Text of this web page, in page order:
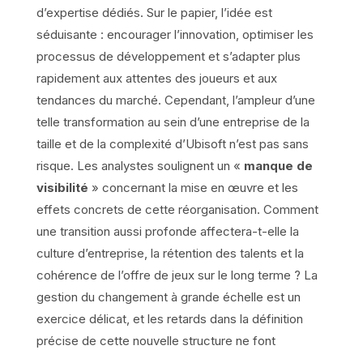
d’expertise dédiés. Sur le papier, l’idée est
séduisante : encourager l’innovation, optimiser les
processus de développement et s’adapter plus
rapidement aux attentes des joueurs et aux
tendances du marché. Cependant, l’ampleur d’une
telle transformation au sein d’une entreprise de la
taille et de la complexité d’Ubisoft n’est pas sans
risque. Les analystes soulignent un « manque de
visibilité » concernant la mise en œuvre et les
effets concrets de cette réorganisation. Comment
une transition aussi profonde affectera-t-elle la
culture d’entreprise, la rétention des talents et la
cohérence de l’offre de jeux sur le long terme ? La
gestion du changement à grande échelle est un
exercice délicat, et les retards dans la définition
précise de cette nouvelle structure ne font